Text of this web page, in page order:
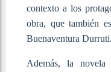
contexto a los
obra, que también
Buenaventura Durruti.
Además, la